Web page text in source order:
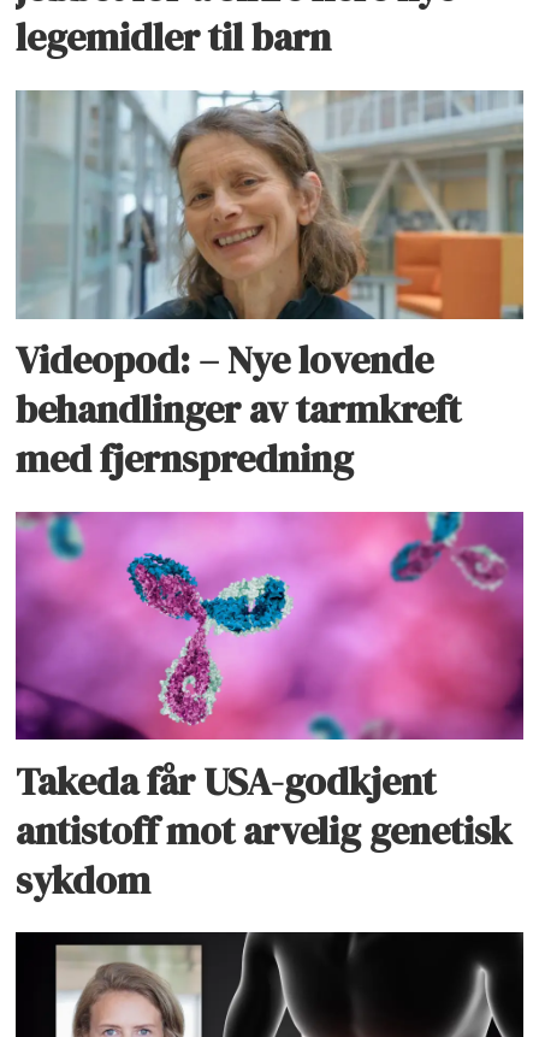
legemidler til barn
Videopod: – Nye lovende
behandlinger av tarmkreft
med fjernspredning
Takeda får USA-godkjent
antistoff mot arvelig genetisk
sykdom